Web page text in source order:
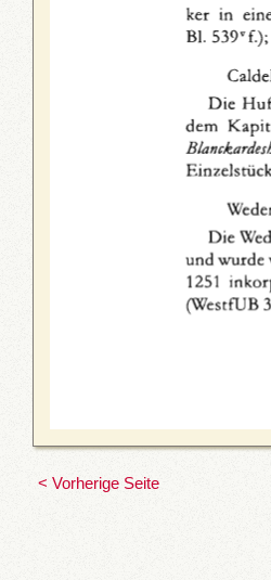
< Vorherige Seite